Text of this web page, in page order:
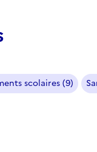
scolaires (9)